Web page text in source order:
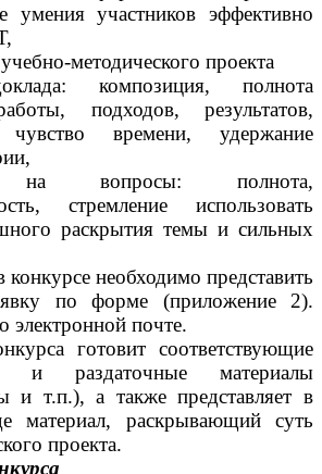
умения участников эффективно
методического проекта
композиция, полнота
подходов, результатов,
чувство времени, удержание
вопросы: полнота,
стремление использовать
раскрытия темы и сильных
необходимо представить
по форме (приложение 2).
электронной почте.
готовит соответствующие
и раздаточные материалы
и т.п.), а также представляет в
материал, раскрывающий суть
проекта.